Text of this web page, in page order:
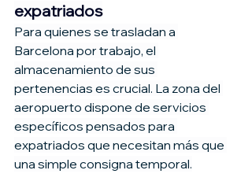
expatriados
Para quienes se trasladan a
Barcelona por trabajo, el
almacenamiento de sus
pertenencias es crucial. La zona del
aeropuerto dispone de servicios
específicos pensados para
expatriados que necesitan más que
una simple consigna temporal.